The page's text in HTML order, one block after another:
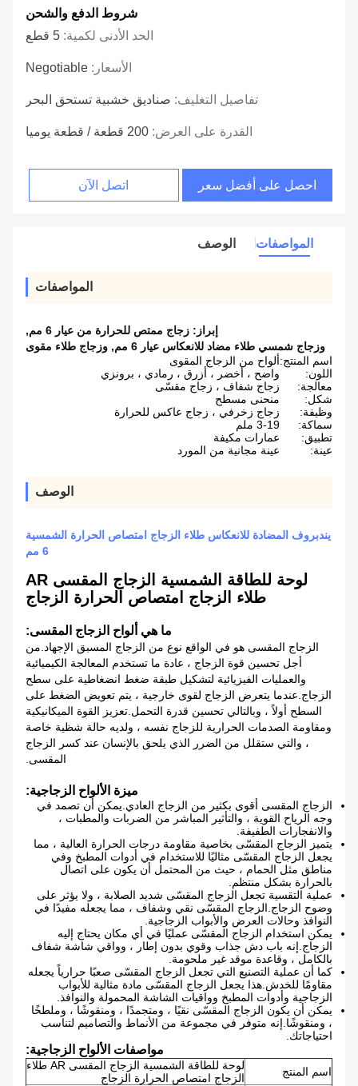
شروط الدفع والشحن
الحد الأدنى لكمية: 5 قطع
الأسعار: Negotiable
تفاصيل التغليف: صناديق خشبية تستحق البحر
القدرة على العرض: 200 قطعة / قطعة يوميا
احصل على أفضل سعر اتصل الآن
المواصفات الوصف
المواصفات
إبراز: زجاج ممتص للحرارة من عيار 6 مم
,
وزجاج شمسي طلاء مضاد للانعكاس عيار 6 مم
, وزجاج طلاء مقوى
اسم المنتج:ألواح من الزجاج المقوى
اللون:
واضح ، أخضر ، أزرق ، رمادي ، برونزي
معالجة:
زجاج شفاف ، زجاج مقسّى
شكل:
منحنى مسطح
وظيفة:
زجاج زخرفي ، زجاج عاكس للحرارة
سماكة:
3-19 ملم
تطبيق:
عمارات مكيفة
عينة:
عينة مجانية من المورد
الوصف
يندبروف المضادة للانعكاس طلاء الزجاج امتصاص الحرارة الشمسية
6 مم
لوحة للطاقة الشمسية الزجاج المقسى AR
طلاء الزجاج امتصاص الحرارة الزجاج
ما هي ألواح الزجاج المقسى:
الزجاج المقسى هو في الواقع نوع من الزجاج المسبق الإجهاد.من
أجل تحسين قوة الزجاج ، عادة ما تستخدم المعالجة الكيميائية
والعمليات الفيزيائية لتشكيل طبقة ضغط انضغاطية على سطح
الزجاج.عندما يتعرض الزجاج لقوى خارجية ، يتم تعويض الضغط على
السطح أولاً ، وبالتالي تحسين قدرة التحمل.تعزيز القوة الميكانيكية
ومقاومة الصدمات الحرارية للزجاج نفسه ، ولديه حالة شظية خاصة
، والتي ستقلل من الضرر الذي يلحق بالإنسان عند كسر الزجاج
المقسى.
ميزة الألواح الزجاجية:
الزجاج المقسى أقوى بكثير من الزجاج العادي.يمكن أن تصمد في
وجه الرياح القوية ، والتأثير المباشر من الضربات والمطبات ،
والانفجارات الطفيفة.
يتميز الزجاج المقسّى بخاصية مقاومة درجات الحرارة العالية ، مما
يجعل الزجاج المقسّى مثاليًا للاستخدام في أدوات المطبخ وفي
مناطق مثل الحمام ، حيث من المحتمل أن يكون على اتصال
بالحرارة بشكل منتظم.
عملية التقسية تجعل الزجاج المقسّى شديد الصلابة ، ولا يؤثر على
وضوح الزجاج.الزجاج المقسّى نقي وشفاف ، مما يجعله مفيدًا في
النوافذ وحالات العرض والأبواب الزجاجية.
يمكن استخدام الزجاج المقسّى عمليًا في أي مكان يحتاج إليه
الزجاج.إنه باب دش جذاب وقوي بدون إطار ، وواقي شاشة شفاف
بالكامل ، وقاعدة موقد غير ملحومة.
كما أن عملية التصنيع التي تجعل الزجاج المقسّى صعبًا حرارياً يجعله
مقاومًا للخدش.هذا يجعل الزجاج المقسّى مادة مثالية للأبواب
الزجاجية وأدوات المطبخ وواقيات الشاشة المحمولة والنوافذ.
يمكن أن يكون الزجاج المقسّى نقيًا ، ومتجمدًا ، ومنقوشًا ، وملطخًا
، ومنقوشًا.إنه متوفر في مجموعة من الأنماط والتصاميم لتناسب
احتياجاتك.
مواصفات الألواح الزجاجية:
اسم المنتج
لوحة للطاقة الشمسية الزجاج المقسى AR طلاء
الزجاج امتصاص الحرارة الزجاج